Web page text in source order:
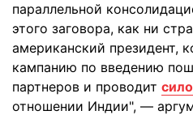
параллельной
этого заговора, как ни
американский президент,
кампанию по введению
партнеров и проводит
отношении Индии", —